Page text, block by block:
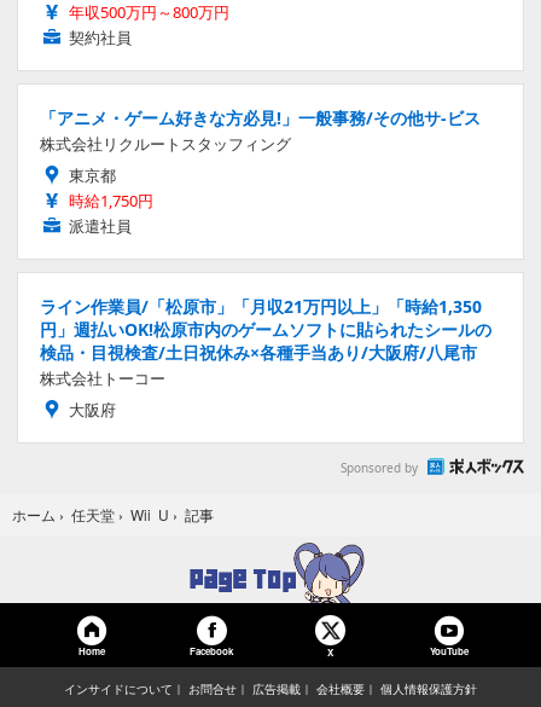
年収500万円～800万円
契約社員
「アニメ・ゲーム好きな方必見!」一般事務/その他サ-ビス
株式会社リクルートスタッフィング
東京都
時給1,750円
派遣社員
ライン作業員/「松原市」「月収21万円以上」「時給1,350
円」週払いOK!松原市内のゲームソフトに貼られたシールの
検品・目視検査/土日祝休み×各種手当あり/大阪府/八尾市
株式会社トーコー
大阪府
Sponsored by
ホーム › 任天堂 › Wii U › 記事
Home Facebook X YouTube
インサイドについて お問合せ 広告掲載 会社概要 個人情報保護方針